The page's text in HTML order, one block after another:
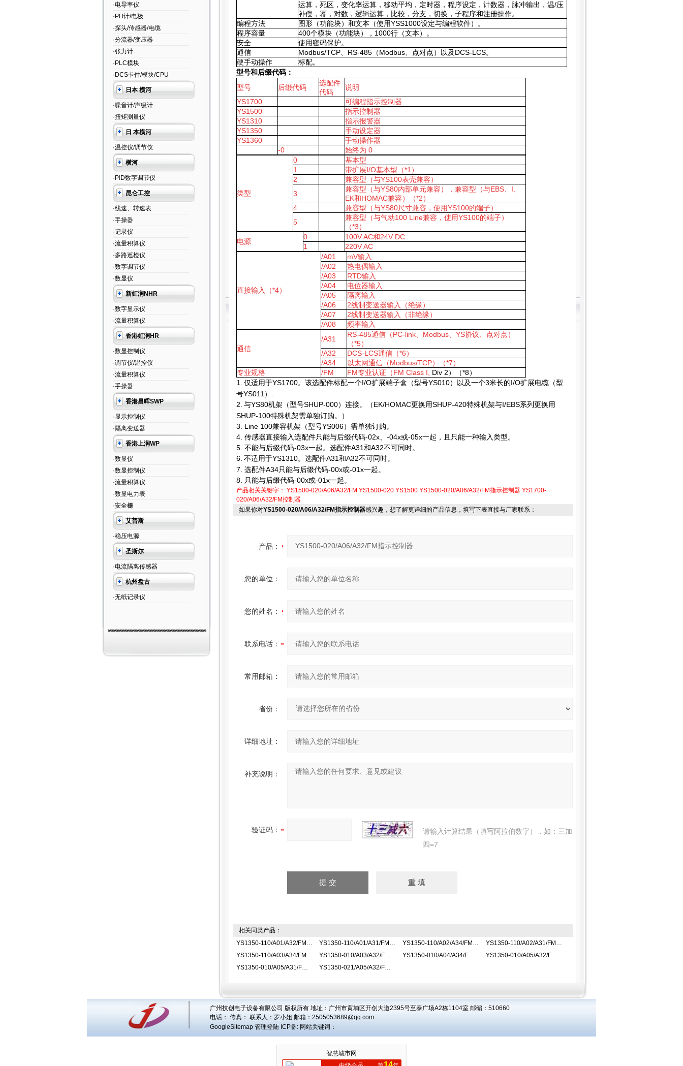
·电导率仪
·PH计/电极
·探头/传感器/电缆
·分流器/变压器
·张力计
·PLC模块
·DCS卡件/模块/CPU
日本 横河
·噪音计/声级计
·扭矩测量仪
日 本横河
·温控仪/调节仪
横河
·PID数字调节仪
昆仑工控
·线速、转速表
·手操器
·记录仪
·流量积算仪
·多路巡检仪
·数字调节仪
·数显仪
新虹润NHR
·数字显示仪
·流量积算仪
香港虹润HR
·数显控制仪
·调节仪/温控仪
·流量积算仪
·手操器
香港昌晖SWP
·显示控制仪
·隔离变送器
香港上润WP
·数显仪
·数显控制仪
·流量积算仪
·数显电力表
·安全栅
艾普斯
·稳压电源
圣斯尔
·电流隔离传感器
杭州盘古
·无纸记录仪
运算，死区，变化率运算，移动平均，定时器，程序设定，计数器，脉冲输出，温/压
补偿，幂，对数，逻辑运算，比较，分支，切换，子程序和注册操作。
编程方法
图形（功能块）和文本（使用YSS1000设定与编程软件）。
程序容量
400个模块（功能块），1000行（文本）。
安全
使用密码保护。
通信
Modbus/TCP、RS-485（Modbus、点对点）以及DCS-LCS。
硬手动操作
标配。
型号和后缀代码：
型号
后缀代码
选配件
代码
说明
YS1700
可编程指示控制器
YS1500
指示控制器
YS1310
指示报警器
YS1350
手动设定器
YS1360
手动操作器
-0
始终为 0
类型
0
基本型
1
带扩展I/O基本型（*1）
2
兼容型（与YS100表壳兼容）
3
兼容型（与YS80内部单元兼容），兼容型（与EBS、I、
EK和HOMAC兼容）（*2）
4
兼容型（与YS80尺寸兼容，使用YS100的端子）
5
兼容型（与气动100 Line兼容，使用YS100的端子）
（*3）
电源
0 100V AC和24V DC
1
220V AC
直接输入（*4）
/A01 mV输入
/A02
热电偶输入
/A03
RTD输入
/A04
电位器输入
/A05
隔离输入
/A06
2线制变送器输入（绝缘）
/A07
2线制变送器输入（非绝缘）
/A08
频率输入
通信
/A31
RS-485通信（PC-link、Modbus、YS协议、点对点）
（*5）
/A32
DCS-LCS通信（*6）
/A34
以太网通信（Modbus/TCP）（*7）
专业规格
/FM FM专业认证（FM Class I, Div 2）（*8）
1.
仅适用于YS1700。该选配件标配一个I/O扩展端子盒（型号YS010）以及一个3米长的I/O扩展电缆（型
号YS011）.
2. 与YS80机架（型号SHUP-000）连接。（EK/HOMAC更换用SHUP-420特殊机架与I/EBS系列更换用
SHUP-100特殊机架需单独订购。）
3. Line 100兼容机架（型号YS006）需单独订购。
4. 传感器直接输入选配件只能与后缀代码-02x、-04x或-05x一起，且只能一种输入类型。
5. 不能与后缀代码-03x一起。选配件A31和A32不可同时。
6. 不适用于YS1310。选配件A31和A32不可同时。
7. 选配件A34只能与后缀代码-00x或-01x一起。
8.
只能与后缀代码-00x或-01x一起。
产品相关关键字： YS1500-020/A06/A32/FM YS1500-020 YS1500 YS1500-020/A06/A32/FM指示控制器 YS1700-
020/A06/A32/FM控制器
如果你对YS1500-020/A06/A32/FM指示控制器感兴趣，想了解更详细的产品信息，填写下表直接与厂家联系：
产品：
您的单位：
您的姓名：
联系电话：
常用邮箱：
省份：
详细地址：
补充说明：
验证码：
请输入计算结果（填写阿拉伯数字），如：三加
四=7
相关同类产品：
YS1350-110/A01/A32/FM指示控制器
YS1350-110/A01/A31/FM指示控制器 YS1350-110/A02/A34/FM指示控制器
YS1350-110/A02/A31/FM指示控制器
YS1350-110/A03/A34/FM指示控制器
YS1350-010/A03/A32/FM指示控制器 YS1350-010/A04/A34/FM指示控制器
YS1350-010/A05/A32/FM指示控制器
YS1350-010/A05/A31/FM指示控制器
YS1350-021/A05/A32/FM指示控制器
广州技创电子设备有限公司 版权所有 地址：广州市黄埔区开创大道2395号至泰广场A2栋1104室 邮编：510660
电话： 传真： 联系人： 罗小姐 邮箱： 2505053689@qq.com
GoogleSitemap 管理登陆 ICP备: 网站关键词：
智慧城市网